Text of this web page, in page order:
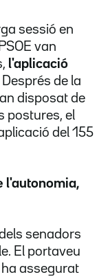
sessió en
van
l'aplicació
Després de la
disposat de
postures, el
del 155
l'autonomia,
senadors
El portaveu
ha assegurat